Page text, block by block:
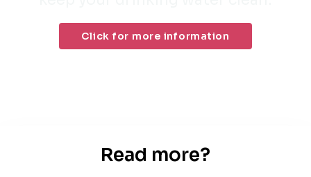
Click for more information
Read more?